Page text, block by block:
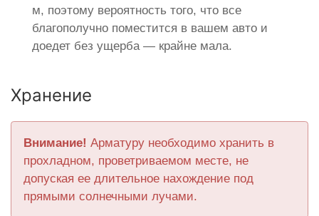
м, поэтому вероятность того, что все
благополучно поместится в вашем авто и
доедет без ущерба — крайне мала.
Хранение
Внимание! Арматуру необходимо хранить в
прохладном, проветриваемом месте, не
допуская ее длительное нахождение под
прямыми солнечными лучами.